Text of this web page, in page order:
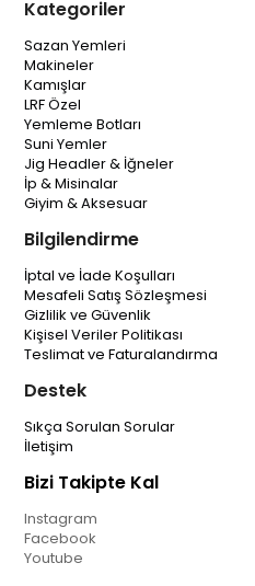
Kategoriler
Sazan Yemleri
Makineler
Kamışlar
LRF Özel
Yemleme Botları
Suni Yemler
Jig Headler & İğneler
İp & Misinalar
Giyim & Aksesuar
Bilgilendirme
İptal ve İade Koşulları
Mesafeli Satış Sözleşmesi
Gizlilik ve Güvenlik
Kişisel Veriler Politikası
Teslimat ve Faturalandırma
Destek
Sıkça Sorulan Sorular
İletişim
Bizi Takipte Kal
Instagram
Facebook
Youtube